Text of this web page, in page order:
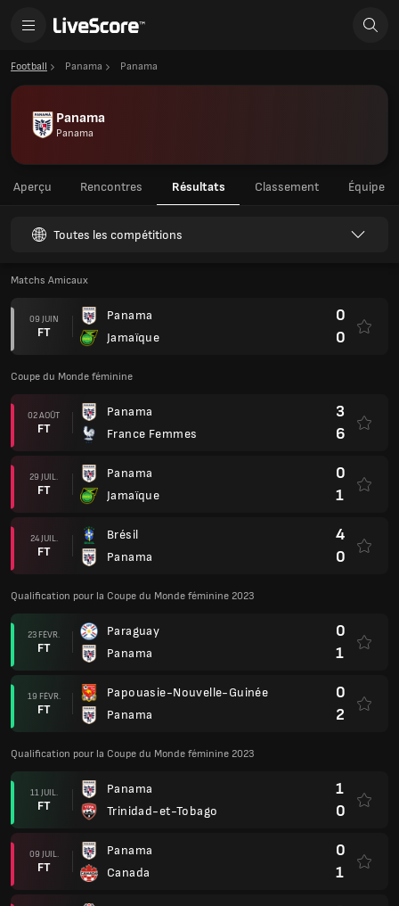
Football Panama Panama
Panama
Panama
Aperçu Rencontres Résultats Classement Équipe
Toutes les compétitions
Matchs Amicaux
09 JUIN
FT
Panama
Jamaïque
0
0
Coupe du Monde féminine
02 AOÛT
FT
Panama
France Femmes
3
6
29 JUIL.
FT
Panama
Jamaïque
0
1
24 JUIL.
FT
Brésil
Panama
4
0
Qualification pour la Coupe du Monde féminine 2023
23 FÉVR.
FT
Paraguay
Panama
0
1
19 FÉVR.
FT
Papouasie-Nouvelle-Guinée
Panama
0
2
Qualification pour la Coupe du Monde féminine 2023
11 JUIL.
FT
Panama
Trinidad-et-Tobago
1
0
09 JUIL.
FT
Panama
Canada
0
1